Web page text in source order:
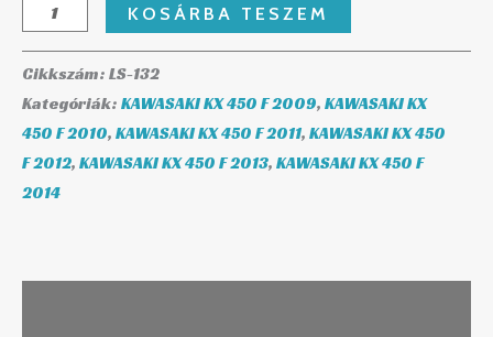
KOSÁRBA TESZEM
Cikkszám: LS-132
Kategóriák: KAWASAKI KX 450 F 2009, KAWASAKI KX
450 F 2010, KAWASAKI KX 450 F 2011, KAWASAKI KX 450
F 2012, KAWASAKI KX 450 F 2013, KAWASAKI KX 450 F
2014